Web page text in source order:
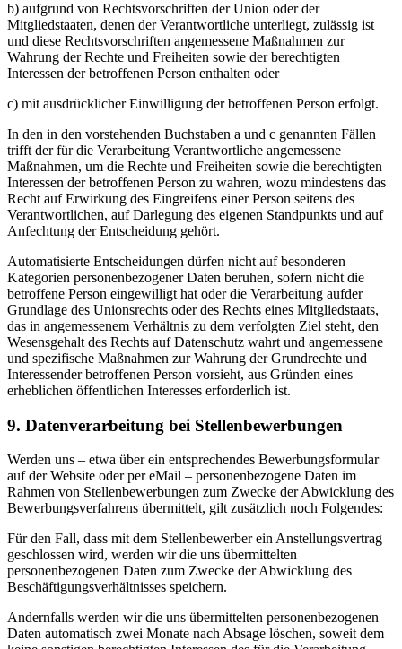
b) aufgrund von Rechtsvorschriften der Union oder der
Mitgliedstaaten, denen der Verantwortliche unterliegt, zulässig ist
und diese Rechtsvorschriften angemessene Maßnahmen zur
Wahrung der Rechte und Freiheiten sowie der berechtigten
Interessen der betroffenen Person enthalten oder
c) mit ausdrücklicher Einwilligung der betroffenen Person erfolgt.
In den in den vorstehenden Buchstaben a und c genannten Fällen
trifft der für die Verarbeitung Verantwortliche angemessene
Maßnahmen, um die Rechte und Freiheiten sowie die berechtigten
Interessen der betroffenen Person zu wahren, wozu mindestens das
Recht auf Erwirkung des Eingreifens einer Person seitens des
Verantwortlichen, auf Darlegung des eigenen Standpunkts und auf
Anfechtung der Entscheidung gehört.
Automatisierte Entscheidungen dürfen nicht auf besonderen
Kategorien personenbezogener Daten beruhen, sofern nicht die
betroffene Person eingewilligt hat oder die Verarbeitung aufder
Grundlage des Unionsrechts oder des Rechts eines Mitgliedstaats,
das in angemessenem Verhältnis zu dem verfolgten Ziel steht, den
Wesensgehalt des Rechts auf Datenschutz wahrt und angemessene
und spezifische Maßnahmen zur Wahrung der Grundrechte und
Interessender betroffenen Person vorsieht, aus Gründen eines
erheblichen öffentlichen Interesses erforderlich ist.
9. Datenverarbeitung bei Stellenbewerbungen
Werden uns – etwa über ein entsprechendes Bewerbungsformular
auf der Website oder per eMail – personenbezogene Daten im
Rahmen von Stellenbewerbungen zum Zwecke der Abwicklung des
Bewerbungsverfahrens übermittelt, gilt zusätzlich noch Folgendes:
Für den Fall, dass mit dem Stellenbewerber ein Anstellungsvertrag
geschlossen wird, werden wir die uns übermittelten
personenbezogenen Daten zum Zwecke der Abwicklung des
Beschäftigungsverhältnisses speichern.
Andernfalls werden wir die uns übermittelten personenbezogenen
Daten automatisch zwei Monate nach Absage löschen, soweit dem